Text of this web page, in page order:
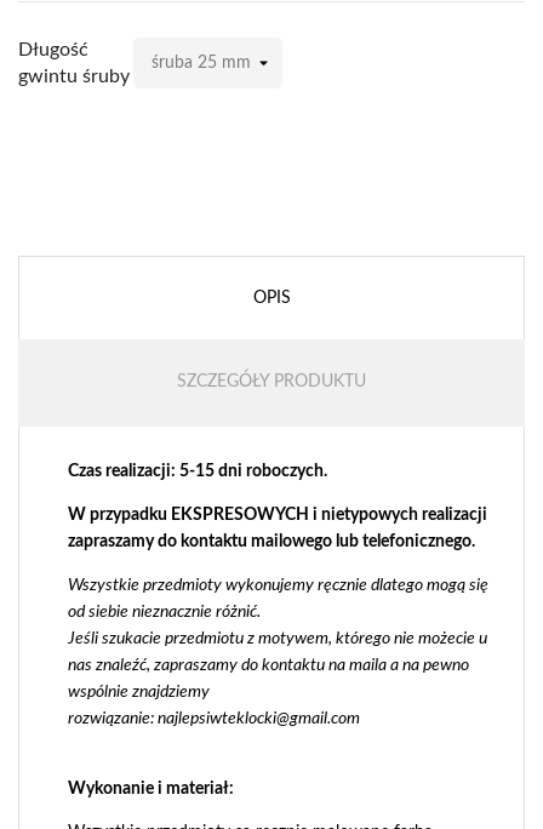
Długość
gwintu śruby
OPIS
SZCZEGÓŁY PRODUKTU
Czas realizacji: 5-15 dni roboczych.
W przypadku EKSPRESOWYCH i nietypowych realizacji
zapraszamy do kontaktu mailowego lub telefonicznego.
Wszystkie przedmioty wykonujemy ręcznie dlatego mogą się
od siebie nieznacznie różnić.
Jeśli szukacie przedmiotu z motywem, którego nie możecie u
nas znaleźć, zapraszamy do kontaktu na maila a na pewno
wspólnie znajdziemy
rozwiązanie: najlepsiwteklocki@gmail.com
Wykonanie i materiał: